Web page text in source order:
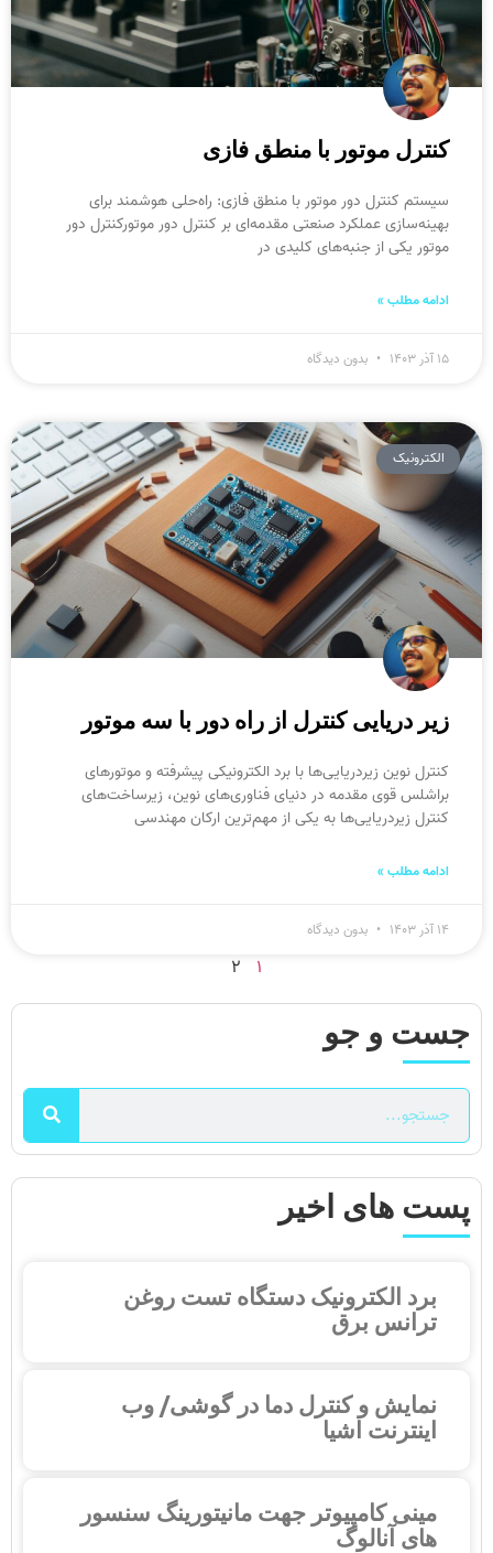
کنترل موتور با منطق فازی
سیستم کنترل دور موتور با منطق فازی: راه‌حلی هوشمند برای
بهینه‌سازی عملکرد صنعتی مقدمه‌ای بر کنترل دور موتورکنترل دور
موتور یکی از جنبه‌های کلیدی در
ادامه مطلب »
۱۵ آذر ۱۴۰۳ بدون دیدگاه
الکترونیک
زیر دریایی کنترل از راه دور با سه موتور
کنترل نوین زیردریایی‌ها با برد الکترونیکی پیشرفته و موتورهای
براشلس قوی مقدمه در دنیای فناوری‌های نوین، زیرساخت‌های
کنترل زیردریایی‌ها به یکی از مهم‌ترین ارکان مهندسی
ادامه مطلب »
۱۴ آذر ۱۴۰۳ بدون دیدگاه
۱ ۲
جست و جو
پست های اخیر
برد الکترونیک دستگاه تست روغن
ترانس برق
نمایش و کنترل دما در گوشی/ وب
اینترنت اشیا
مینی کامپیوتر جهت مانیتورینگ سنسور
های آنالوگ